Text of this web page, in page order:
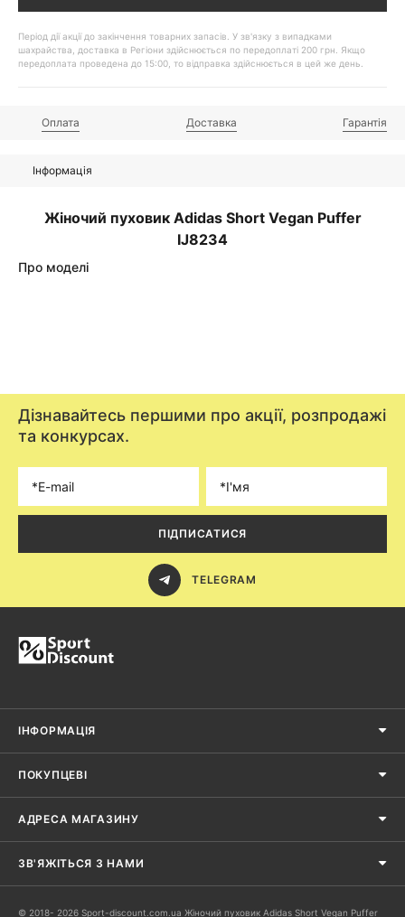
Період дії акції до закінчення товарних запасів. У зв'язку з випадками
шахрайства, доставка в Регіони здійснюється по передоплаті 200 грн. Якщо
передоплата проведена до 15:00, то відправка здійснюється в цей же день.
Оплата Доставка Гарантія
Інформація
Жіночий пуховик Adidas Short Vegan Puffer
IJ8234
Про моделі
Дізнавайтесь першими про акції, розпродажі
та конкурсах.
ПІДПИСАТИСЯ
TELEGRAM
ІНФОРМАЦІЯ
ПОКУПЦЕВІ
АДРЕСА МАГАЗИНУ
ЗВ'ЯЖІТЬСЯ З НАМИ
© 2018- 2026 Sport-discount.com.ua Жіночий пуховик Adidas Short Vegan Puffer